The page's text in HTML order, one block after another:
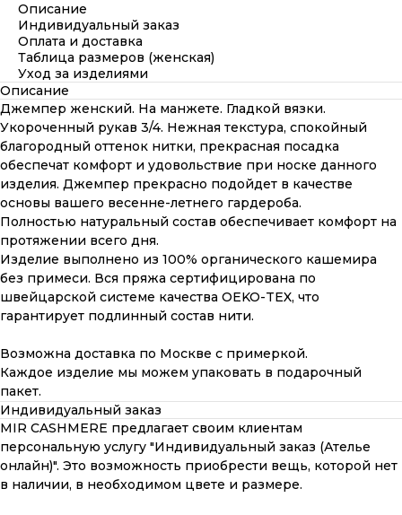
Описание
Индивидуальный заказ
Оплата и доставка
Таблица размеров (женская)
Уход за изделиями
Описание
Джемпер женский. На манжете. Гладкой вязки.
Укороченный рукав 3/4. Нежная текстура, спокойный
благородный оттенок нитки, прекрасная посадка
обеспечат комфорт и удовольствие при носке данного
изделия. Джемпер прекрасно подойдет в качестве
основы вашего весенне-летнего гардероба.
Полностью натуральный состав обеспечивает комфорт на
протяжении всего дня.
Изделие выполнено из 100% органического кашемира
без примеси. Вся пряжа сертифицирована по
швейцарской системе качества OEKO-TEX, что
гарантирует подлинный состав нити.
Возможна доставка по Москве с примеркой.
Каждое изделие мы можем упаковать в подарочный
пакет.
Индивидуальный заказ
MIR CASHMERE предлагает своим клиентам
персональную услугу "Индивидуальный заказ (Ателье
онлайн)". Это возможность приобрести вещь, которой нет
в наличии, в необходимом цвете и размере.